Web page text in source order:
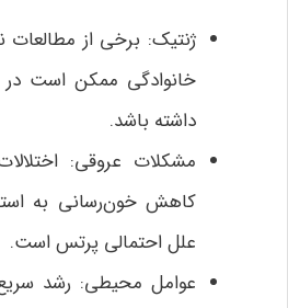
ژنتیک: برخی از مطالعات
خانوادگی ممکن است در
داشته باشد.
مشکلات عروقی:
کاهش خون‌رسانی به
علل احتمالی پرتس است.
عوامل محیطی: رشد